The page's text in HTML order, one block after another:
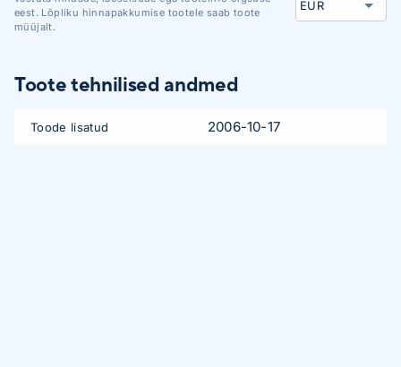
eest. Lõpliku hinnapakkumise tootele saab toote
müüjalt.
Toote tehnilised andmed
Toode lisatud 2006-10-17